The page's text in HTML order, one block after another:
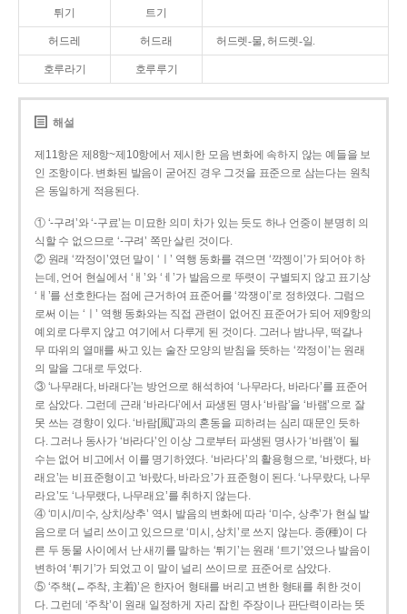
튀기 트기
허드레 허드래 허드렛-물, 허드렛-일.
호루라기 호루루기
해설
제11항은 제8항~제10항에서 제시한 모음 변화에 속하지 않는 예들을 보
인 조항이다. 변화된 발음이 굳어진 경우 그것을 표준으로 삼는다는 원칙
은 동일하게 적용된다.
① ‘-구려’와 ‘-구료’는 미묘한 의미 차가 있는 듯도 하나 언중이 분명히 의
식할 수 없으므로 ‘-구려’ 쪽만 살린 것이다.
② 원래 ‘깍정이’였던 말이 ‘ㅣ’ 역행 동화를 겪으면 ‘깍젱이’가 되어야 하
는데, 언어 현실에서 ‘ㅐ’와 ‘ㅔ’가 발음으로 뚜렷이 구별되지 않고 표기상
‘ㅐ’를 선호한다는 점에 근거하여 표준어를 ‘깍쟁이’로 정하였다. 그럼으
로써 이는 ‘ㅣ’ 역행 동화와는 직접 관련이 없어진 표준어가 되어 제9항의
예외로 다루지 않고 여기에서 다루게 된 것이다. 그러나 밤나무, 떡갈나
무 따위의 열매를 싸고 있는 술잔 모양의 받침을 뜻하는 ‘깍정이’는 원래
의 말을 그대로 두었다.
③ ‘나무래다, 바래다’는 방언으로 해석하여 ‘나무라다, 바라다’를 표준어
로 삼았다. 그런데 근래 ‘바라다’에서 파생된 명사 ‘바람’을 ‘바램’으로 잘
못 쓰는 경향이 있다. ‘바람[風]’과의 혼동을 피하려는 심리 때문인 듯하
다. 그러나 동사가 ‘바라다’인 이상 그로부터 파생된 명사가 ‘바램’이 될
수는 없어 비고에서 이를 명기하였다. ‘바라다’의 활용형으로, ‘바랬다, 바
래요’는 비표준형이고 ‘바랐다, 바라요’가 표준형이 된다. ‘나무랐다, 나무
라요’도 ‘나무랬다, 나무래요’를 취하지 않는다.
④ ‘미시/미수, 상치/상추’ 역시 발음의 변화에 따라 ‘미수, 상추’가 현실 발
음으로 더 널리 쓰이고 있으므로 ‘미시, 상치’로 쓰지 않는다. 종(種)이 다
른 두 동물 사이에서 난 새끼를 말하는 ‘튀기’는 원래 ‘트기’였으나 발음이
변하여 ‘튀기’가 되었고 이 말이 널리 쓰이므로 표준어로 삼았다.
⑤ ‘주책(←주착, 主着)’은 한자어 형태를 버리고 변한 형태를 취한 것이
다. 그런데 ‘주착’이 원래 일정하게 자리 잡힌 주장이나 판단력이라는 뜻